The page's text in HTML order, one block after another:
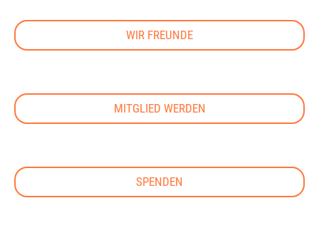
WIR FREUNDE
MITGLIED WERDEN
SPENDEN